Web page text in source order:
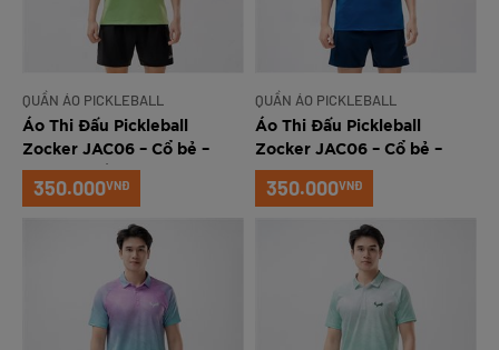
QUẦN ÁO PICKLEBALL
Áo Thi Đấu Pickleball
Zocker JAC06 – Cổ bẻ –
Xanh Chuối
350.000VNĐ
QUẦN ÁO PICKLEBALL
Áo Thi Đấu Pickleball
Zocker JAC06 – Cổ bẻ –
Xanh navy
350.000VNĐ